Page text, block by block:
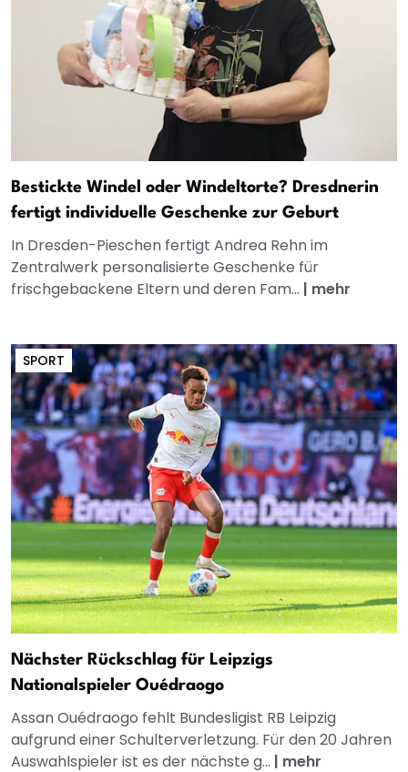
Bestickte Windel oder Windeltorte? Dresdnerin
fertigt individuelle Geschenke zur Geburt
In Dresden-Pieschen fertigt Andrea Rehn im
Zentralwerk personalisierte Geschenke für
frischgebackene Eltern und deren Fam... | mehr
SPORT
Nächster Rückschlag für Leipzigs
Nationalspieler Ouédraogo
Assan Ouédraogo fehlt Bundesligist RB Leipzig
aufgrund einer Schulterverletzung. Für den 20 Jahren
Auswahlspieler ist es der nächste g... | mehr